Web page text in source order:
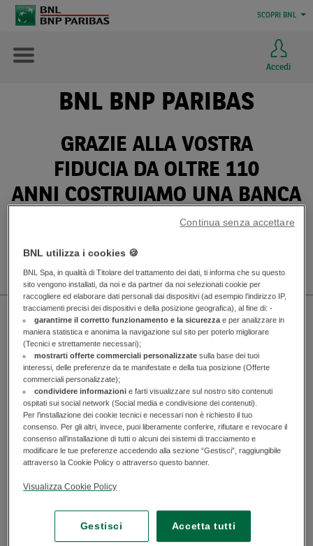
SCOPRI BNL
Accedi
BNL BNP PARIBAS
GRAZIE ALLA VOSTRA
FIDUCIA DA OLTRE 110
ANNI COSTRUIAMO UNA BANCA
SEMPRE PIÙ A MISURA
Vicini al territorio locale e con la competenza e
la solidità di un grande Gruppo internazionale
BNL OGGI
Da oltre 110 anni motore di sviluppo dell’economia
reale e compagno di fiducia per la realizzazione dei
BNL utilizza i cookies 🍪
BNL Spa, in qualità di Titolare del trattamento dei dati, ti informa che su questo
sito vengono installati, da noi e da partner da noi selezionati cookie per
raccogliere ed elaborare dati personali dai dispositivi (ad esempio l’indirizzo IP,
tracciamenti precisi dei dispositivi e della posizione geografica), al fine di: -
garantirne il corretto funzionamento e la sicurezzae per analizzare in
maniera statistica e anonima la navigazione sul sito per poterlo migliorare
(Tecnici e strettamente necessari);
mostrarti offerte commerciali personalizzatesulla base dei tuoi
interessi, delle preferenze da te manifestate e della tua posizione (Offerte
commerciali personalizzate);
condividere informazionie farti visualizzare sul nostro sito contenuti
ospitati sui social network (Social media e condivisione dei contenuti).
Per l’installazione dei cookie tecnici e necessari non è richiesto il tuo
consenso. Per gli altri, invece, puoi liberamente conferire, rifiutare e revocare il
consenso all’installazione di tutti o alcuni dei sistemi di tracciamento e
modificare le tue preferenze accedendo alla sezione “Gestisci”, raggiungibile
attraverso la Cookie Policy o attraverso questo banner.
Visualizza Cookie Policy
Gestisci Accetta tutti
Continua senza accettare